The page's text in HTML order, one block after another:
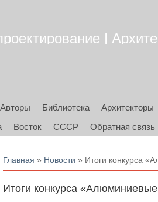
|
Авторы Библиотека Архитекторы
Восток СССР Обратная связь
Вы здесь
Главная » Новости » Итоги конкурса
Итоги конкурса